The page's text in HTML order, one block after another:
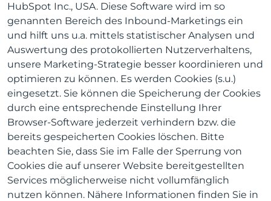
HubSpot Inc., USA. Diese Software wird im so
genannten Bereich des Inbound-Marketings ein
und hilft uns u.a. mittels statistischer Analysen und
Auswertung des protokollierten Nutzerverhaltens,
unsere Marketing-Strategie besser koordinieren und
optimieren zu können. Es werden Cookies (s.u.)
eingesetzt. Sie können die Speicherung der Cookies
durch eine entsprechende Einstellung Ihrer
Browser-Software jederzeit verhindern bzw. die
bereits gespeicherten Cookies löschen. Bitte
beachten Sie, dass Sie im Falle der Sperrung von
Cookies die auf unserer Website bereitgestellten
Services möglicherweise nicht vollumfänglich
nutzen können. Nähere Informationen finden Sie in